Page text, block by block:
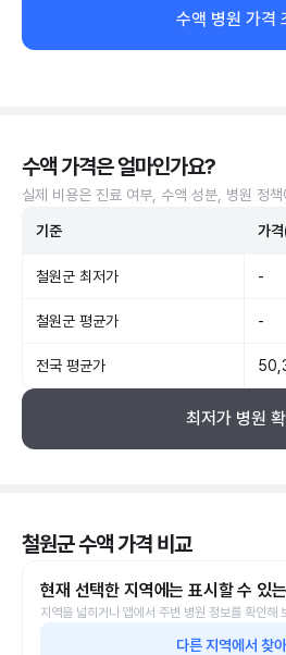
수액 병원 가격
수액 가격은 얼마인가요?
실제 비용은 진료 여부, 수액 성분, 병원 정
기준 가
철원군 최저가 -
철원군 평균가 -
전국 평균가
최저가 병원
철원군 수액 가격 비교
현재 선택한 지역에는 표시할 수 있
지역을 넓히거나 앱에서 주변 병원 정보를 확인해
다른 지역에서 찾